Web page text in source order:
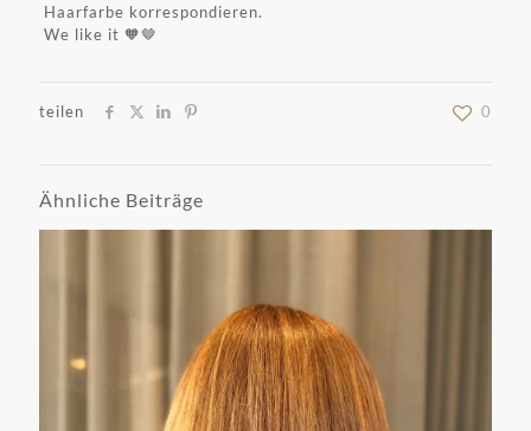
Haarfarbe korrespondieren.
We like it 🧡🤎
teilen 0
Ähnliche Beiträge